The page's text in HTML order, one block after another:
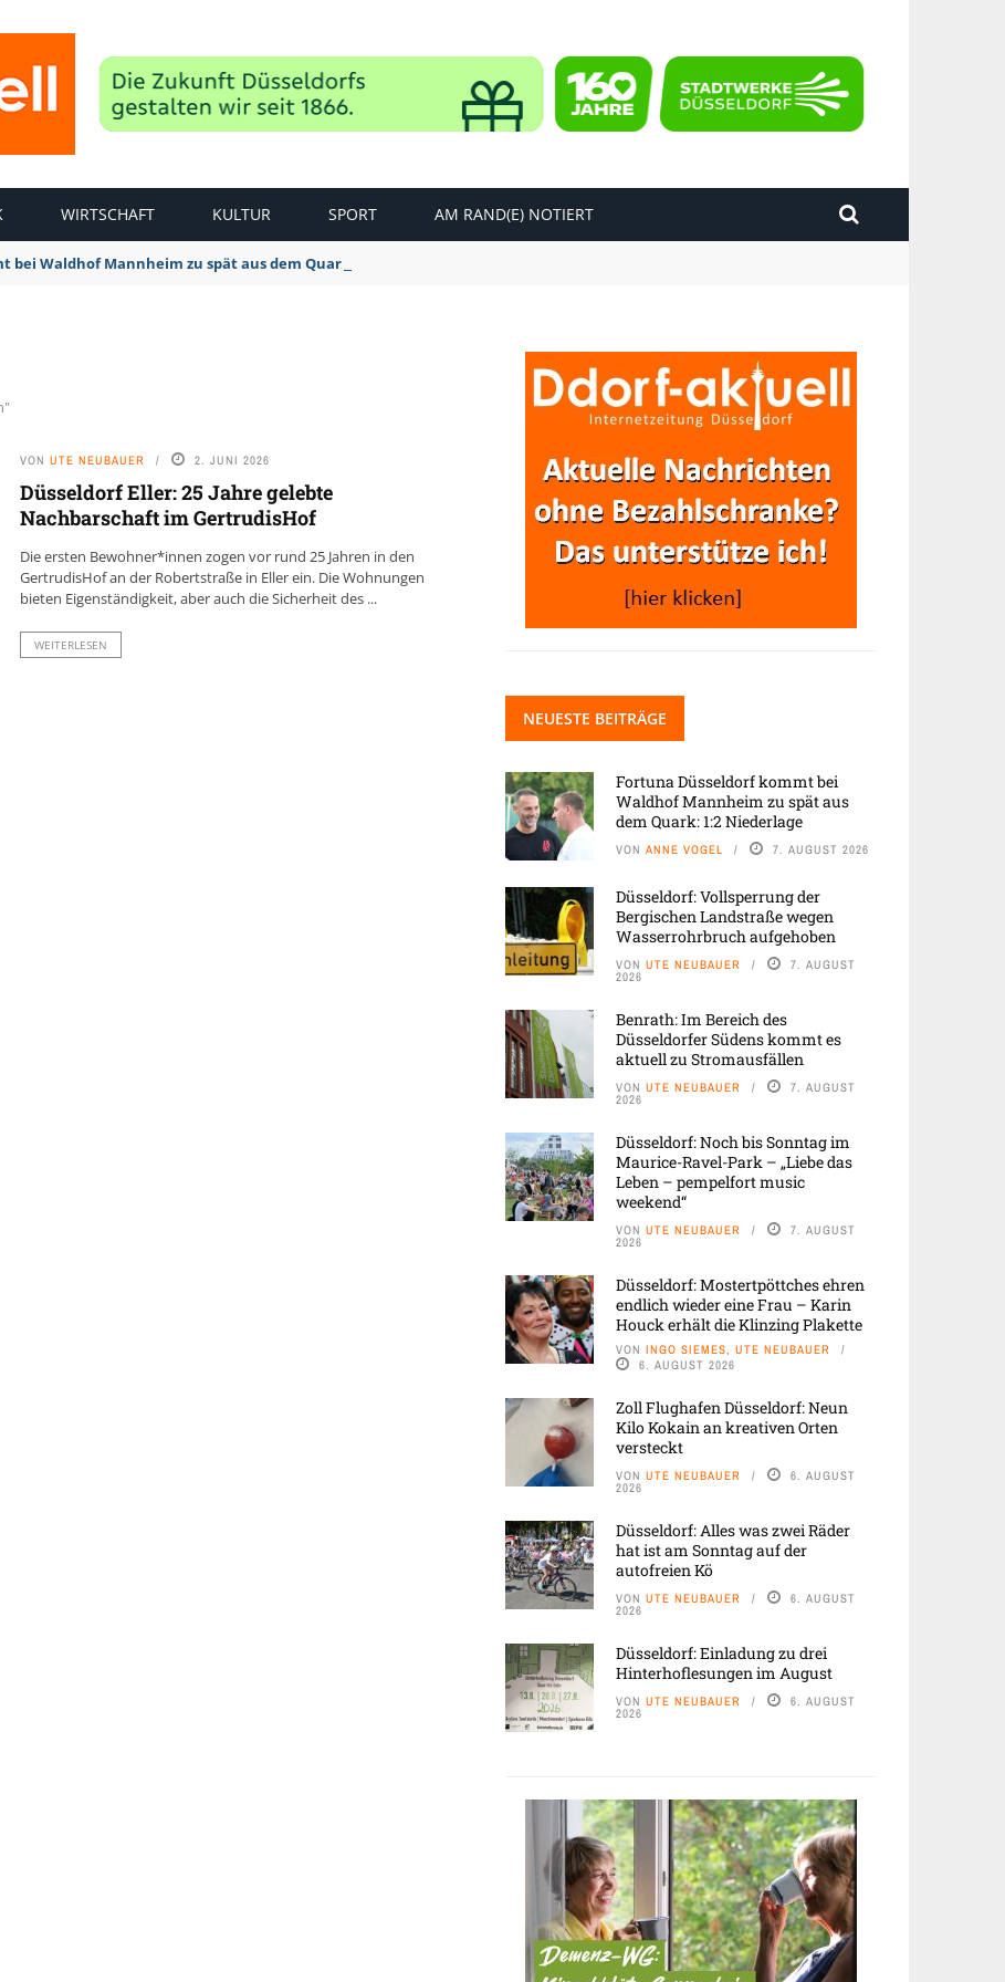
WIRTSCHAFT KULTUR SPORT AM RAND(E) NOTIERT
bei Waldhof Mannheim zu spät aus dem Quark: 1:2 Niederlage
VON UTE NEUBAUER 2. JUNI 2026
Düsseldorf Eller: 25 Jahre gelebte
Nachbarschaft im GertrudisHof
Die ersten Bewohner*innen zogen vor rund 25 Jahren in den
GertrudisHof an der Robertstraße in Eller ein. Die Wohnungen
bieten Eigenständigkeit, aber auch die Sicherheit des ...
WEITERLESEN
NEUESTE BEITRÄGE
Fortuna Düsseldorf kommt bei
Waldhof Mannheim zu spät aus
dem Quark: 1:2 Niederlage
VON ANNE VOGEL 7. AUGUST 2026
Düsseldorf: Vollsperrung der
Bergischen Landstraße wegen
Wasserrohrbruch aufgehoben
VON UTE NEUBAUER 7. AUGUST
2026
Benrath: Im Bereich des
Düsseldorfer Südens kommt es
aktuell zu Stromausfällen
VON UTE NEUBAUER 7. AUGUST
2026
Düsseldorf: Noch bis Sonntag im
Maurice-Ravel-Park – „Liebe das
Leben – pempelfort music
weekend“
VON UTE NEUBAUER 7. AUGUST
2026
Düsseldorf: Mostertpöttches ehren
endlich wieder eine Frau – Karin
Houck erhält die Klinzing Plakette
VON INGO SIEMES, UTE NEUBAUER
6. AUGUST 2026
Zoll Flughafen Düsseldorf: Neun
Kilo Kokain an kreativen Orten
versteckt
VON UTE NEUBAUER 6. AUGUST
2026
Düsseldorf: Alles was zwei Räder
hat ist am Sonntag auf der
autofreien Kö
VON UTE NEUBAUER 6. AUGUST
2026
Düsseldorf: Einladung zu drei
Hinterhoflesungen im August
VON UTE NEUBAUER 6. AUGUST
2026